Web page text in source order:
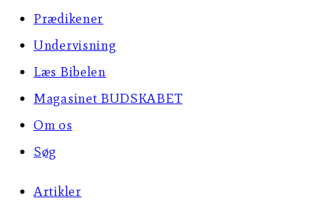
Prædikener
Undervisning
Læs Bibelen
Magasinet BUDSKABET
Om os
Søg
Artikler